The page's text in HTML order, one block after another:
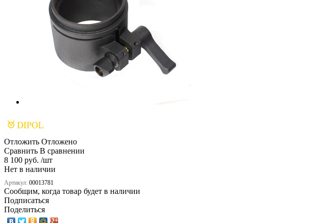
Отложить Отложено
Сравнить В сравнении
8 100 руб. /шт
Нет в наличии
Артикул: 00013781
Сообщим, когда товар будет в наличии
Подписаться
Поделиться